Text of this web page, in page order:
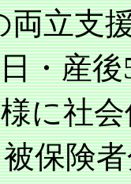
立支
日・産後
に社
保険